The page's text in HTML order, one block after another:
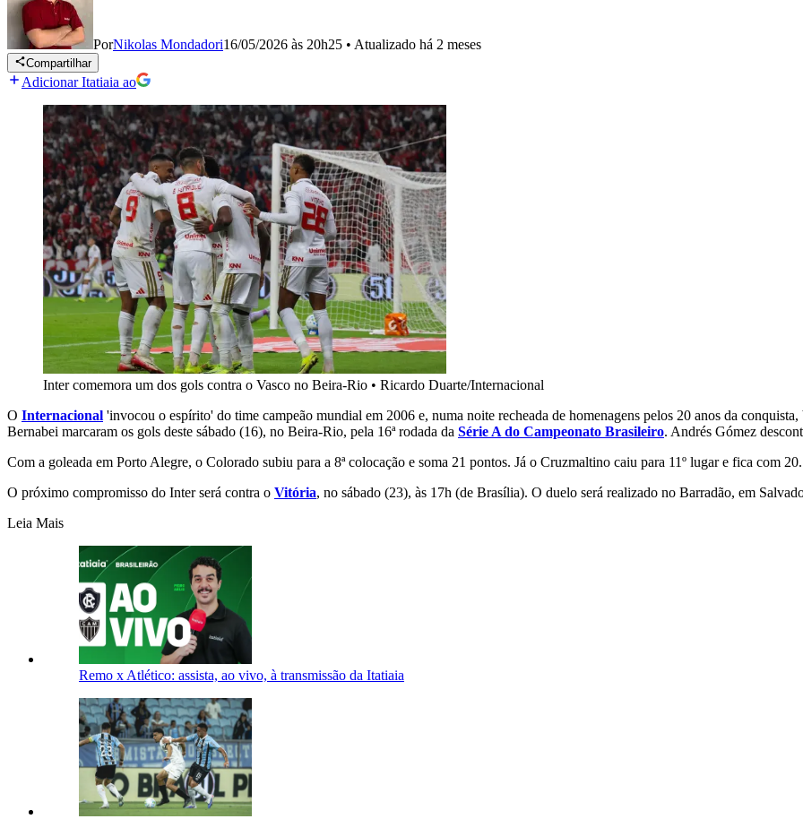
PorNikolas Mondadori16/05/2026 às 20h25 • Atualizado há 2 meses
Compartilhar
Adicionar Itatiaia ao
Inter comemora um dos gols contra o Vasco no Beira-Rio • Ricardo Duarte/Internacional
O Internacional 'invocou o espírito' do time campeão mundial em 2006 e, numa noite recheada de homenagens pelos 20 anos da conquista,
Bernabei marcaram os gols deste sábado (16), no Beira-Rio, pela 16ª rodada da Série A do Campeonato Brasileiro. Andrés Gómez
Com a goleada em Porto Alegre, o Colorado subiu para a 8ª colocação e soma 21 pontos. Já o Cruzmaltino caiu para 11º lugar e fica com
O próximo compromisso do Inter será contra o Vitória, no sábado (23), às 17h (de Brasília). O duelo será realizado no Barradão, em
Leia Mais
Remo x Atlético: assista, ao vivo, à transmissão da Itatiaia